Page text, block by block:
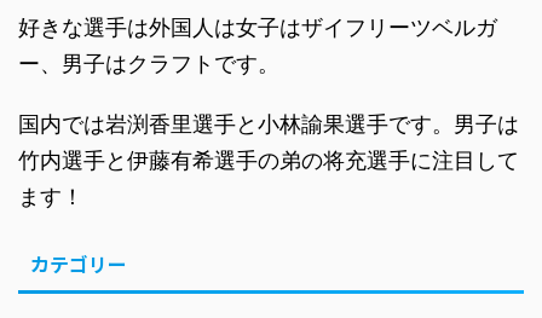
好きな選手は外国人は女子はザイフリーツベルガ
ー、男子はクラフトです。
国内では岩渕香里選手と小林諭果選手です。男子は
竹内選手と伊藤有希選手の弟の将充選手に注目して
ます！
カテゴリー